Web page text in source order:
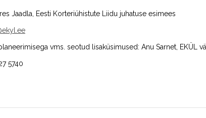
Jaadla, Eesti Korteriühistute Liidu juhatuse esimees
vms. seotud lisaküsimused: Anu Sarnet, EKÜL
5740